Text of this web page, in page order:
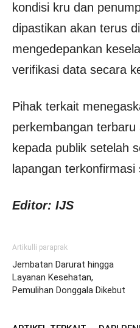
kondisi kru dan
dipastikan akan terus
mengedepankan
verifikasi data secara
Pihak terkait
perkembangan
kepada publik setelah
lapangan terkonfirmasi
Editor: IJS
Artikulli paraprak
Jembatan Darurat hingga
Layanan Kesehatan,
Pemulihan Donggala Dikebut